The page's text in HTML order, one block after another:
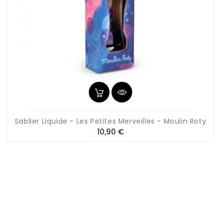
Sablier Liquide - Les Petites Merveilles - Moulin Roty
10,90 €Prix